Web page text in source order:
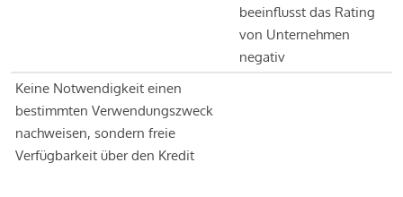
beeinflusst das Rating
von Unternehmen
negativ
Keine Notwendigkeit einen
bestimmten Verwendungszweck
nachweisen, sondern freie
Verfügbarkeit über den Kredit